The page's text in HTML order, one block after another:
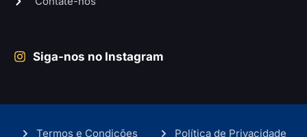
Siga-nos no Instagram
Termos e Condições Política de Privacidade